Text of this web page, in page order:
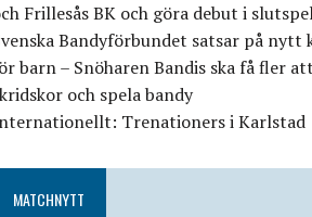
Frillesås BK och göra debut i
Bandyförbundet satsar på nytt
barn – Snöharen Bandis ska få fler
och spela bandy
Trenationers i Karlstad
MATCHNYTT